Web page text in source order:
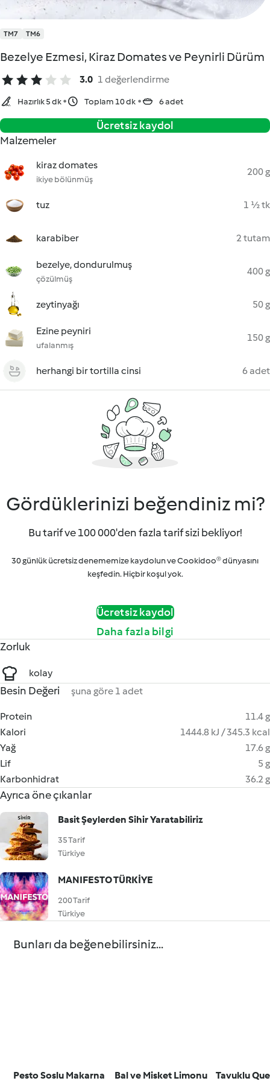
TM7 TM6
Bezelye Ezmesi, Kiraz Domates ve Peynirli Dürüm
3.0 1 değerlendirme
Hazırlık 5 dk Toplam 10 dk 6 adet
Ücretsiz kaydol
Malzemeler
kiraz domates
ikiye bölünmüş
200 g
tuz 1 ½ tk
karabiber 2 tutam
bezelye, dondurulmuş
çözülmüş
400 g
zeytinyağı 50 g
Ezine peyniri
ufalanmış
150 g
herhangi bir tortilla cinsi 6 adet
Gördüklerinizi beğendiniz mi?
Bu tarif ve 100 000'den fazla tarif sizi bekliyor!
30 günlük ücretsiz denememize kaydolun ve Cookidoo® dünyasını
keşfedin. Hiçbir koşul yok.
Ücretsiz kaydol
Daha fazla bilgi
Zorluk
kolay
Besin Değeri şuna göre 1 adet
Protein
11.4 g
Kalori
1444.8 kJ / 345.3 kcal
Yağ
17.6 g
Lif
5 g
Karbonhidrat
36.2 g
Ayrıca öne çıkanlar
Basit Şeylerden Sihir Yaratabiliriz
35 Tarif
Türkiye
MANIFESTO TÜRKİYE
200 Tarif
Türkiye
Bunları da beğenebilirsiniz...
Pesto Soslu Makarna Bal ve Misket Limonu Tavuklu